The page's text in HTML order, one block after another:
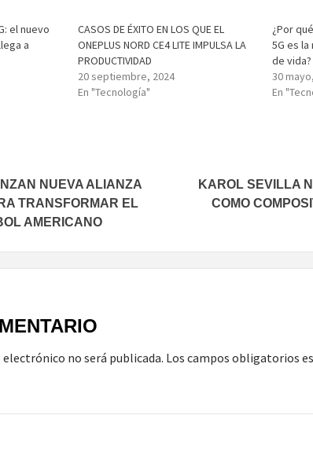
el nuevo
a
CASOS DE ÉXITO EN LOS QUE EL
ONEPLUS NORD CE4 LITE IMPULSA LA
PRODUCTIVIDAD
20 septiembre, 2024
En "Tecnología"
¿Por
5G es
de vida?
30
En
NUEVA ALIANZA
TRANSFORMAR EL
AMERICANO
KAROL SEVILLA
COMO
electrónico no será publicada. Los campos obligatorios